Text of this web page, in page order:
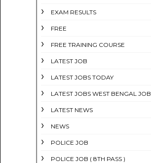
EXAM RESULTS
FREE
FREE TRAINING COURSE
LATEST JOB
LATEST JOBS TODAY
LATEST JOBS WEST BENGAL JOB
LATEST NEWS
NEWS
POLICE JOB
POLICE JOB ( 8TH PASS )